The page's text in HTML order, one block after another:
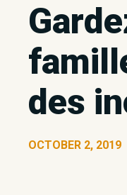
des
OCTOBER 2, 2019